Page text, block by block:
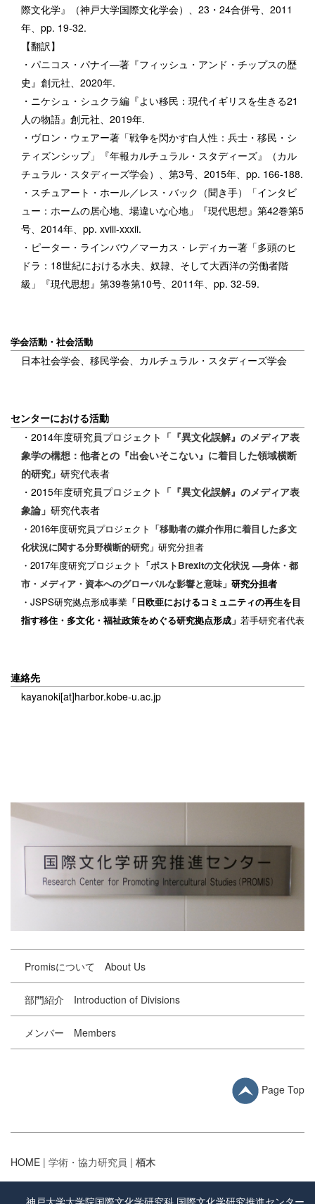
際文化学』（神戸大学国際文化学会）、23・24合併号、2011
年、pp. 19-32.
【翻訳】
・パニコス・パナイ―著『フィッシュ・アンド・チップスの歴
史』創元社、2020年.
・ニケシュ・シュクラ編『よい移民：現代イギリスを生きる21
人の物語』創元社、2019年.
・ヴロン・ウェアー著「戦争を閃かす白人性：兵士・移民・シ
ティズンシップ」『年報カルチュラル・スタディーズ』（カル
チュラル・スタディーズ学会）、第3号、2015年、pp. 166-188.
・スチュアート・ホール／レス・バック（聞き手）「インタビ
ュー：ホームの居心地、場違いな心地」『現代思想』第42巻第5
号、2014年、pp. xviii-xxxii.
・ピーター・ラインバウ／マーカス・レディカー著「多頭のヒ
ドラ：18世紀における水夫、奴隷、そして大西洋の労働者階
級」『現代思想』第39巻第10号、2011年、pp. 32-59.
学会活動・社会活動
日本社会学会、移民学会、カルチュラル・スタディーズ学会
センターにおける活動
・2014年度研究員プロジェクト 「『異文化誤解』のメディア表
象学の構想：他者との『出会いそこない』に着目した領域横断
的研究」 研究代表者
・2015年度研究員プロジェクト 「『異文化誤解』のメディア表
象論」 研究代表者
・2016年度研究員プロジェクト 「移動者の媒介作用に着目した多文
化状況に関する分野横断的研究」 研究分担者
・ 2017年度研究プロジェクト 「ポストBrexitの文化状況 —身体・都
市・メディア・資本へのグローバルな影響と意味」 研究分担者
・JSPS研究拠点形成事業 「日欧亜におけるコミュニティの再生を目
指す移住・多文化・福祉政策をめぐる研究拠点形成」 若手研究者代表
連絡先
kayanoki[at]harbor.kobe-u.ac.jp
Promisについて About Us
部門紹介 Introduction of Divisions
メンバー Members
Page Top
HOME | 学術・協力研究員 | 栢木